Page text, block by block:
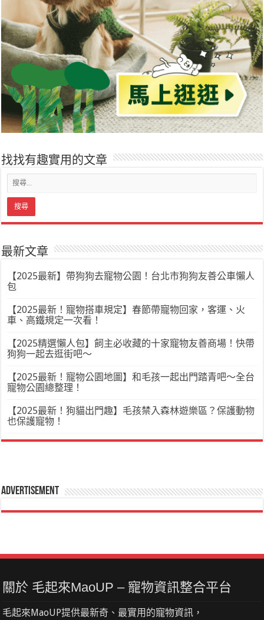
找找有趣實用的文章
最新文章
【2025最新】帶狗狗去寵物公園！台北市狗狗友善公車懶人
包
【2025最新！寵物搭車規定】春節帶寵物回家，客運、火
車、高鐵規定一次看！
【2025精選懶人包】飼主必收藏的十家寵物友善商場！快帶
狗狗一起去逛街吧～
【2025最新！寵物公園地圖】和毛孩一起出門踏青吧～全台
寵物公園總整理！
【2025最新！狗貓出門趣】毛孩禁入森林遊樂區？保護動物
也保護寵物！
Advertisement
關於 毛起來MaoUP – 寵物資訊整合平台
毛起來MaoUP提供最新奇、最實用的寵物資訊，